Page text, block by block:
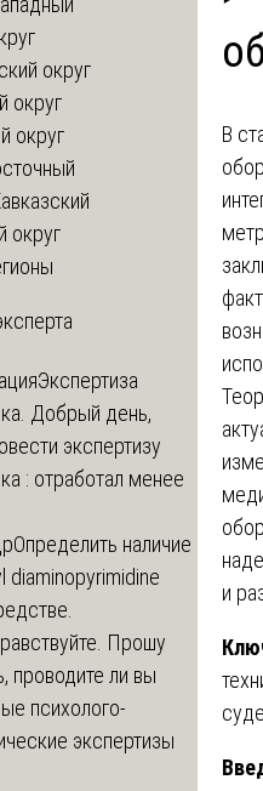
В
и
округ
округ
округ
округ
Экспертиза
Добрый день,
экспертизу
: отработал менее
Определить наличие
diaminopyrimidine
Прошу
проводите ли вы
психолого-
экспертизы